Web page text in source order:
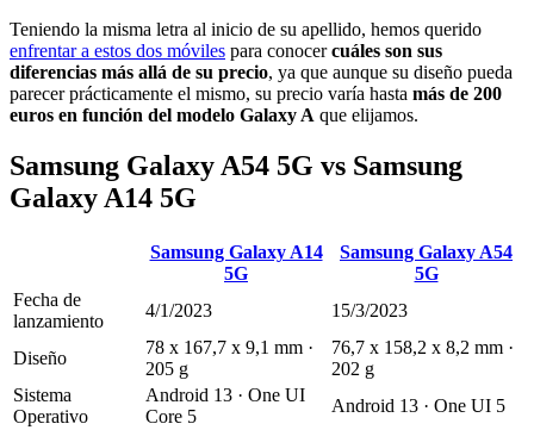
Teniendo la misma letra al inicio de su apellido, hemos querido
enfrentar a estos dos móviles para conocercuáles son sus
diferencias más allá de su precio, ya que aunque su diseño pueda
parecer prácticamente el mismo, su precio varía hasta más de 200
euros en función del modelo Galaxy A que elijamos.
Samsung Galaxy A54 5G vs Samsung
Galaxy A14 5G
Samsung Galaxy A14
5G
Samsung Galaxy A54
5G
Fecha de
lanzamiento
4/1/2023 15/3/2023
Diseño
78 x 167,7 x 9,1 mm ·
205 g
76,7 x 158,2 x 8,2 mm ·
202 g
Sistema
Operativo
Android 13 · One UI
Core 5
Android 13 · One UI 5